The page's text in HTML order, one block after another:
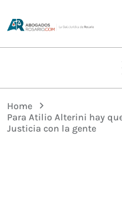
Home
Para Atilio Alterini hay
Justicia con la gente